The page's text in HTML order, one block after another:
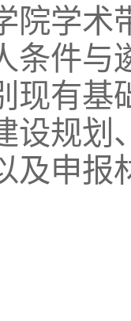
院学术
条件与
现有基
设规划
及申报